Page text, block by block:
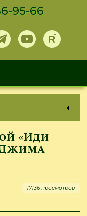
95-66
«Иди
Джима
17136 просмотров